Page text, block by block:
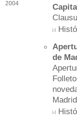
2004
de